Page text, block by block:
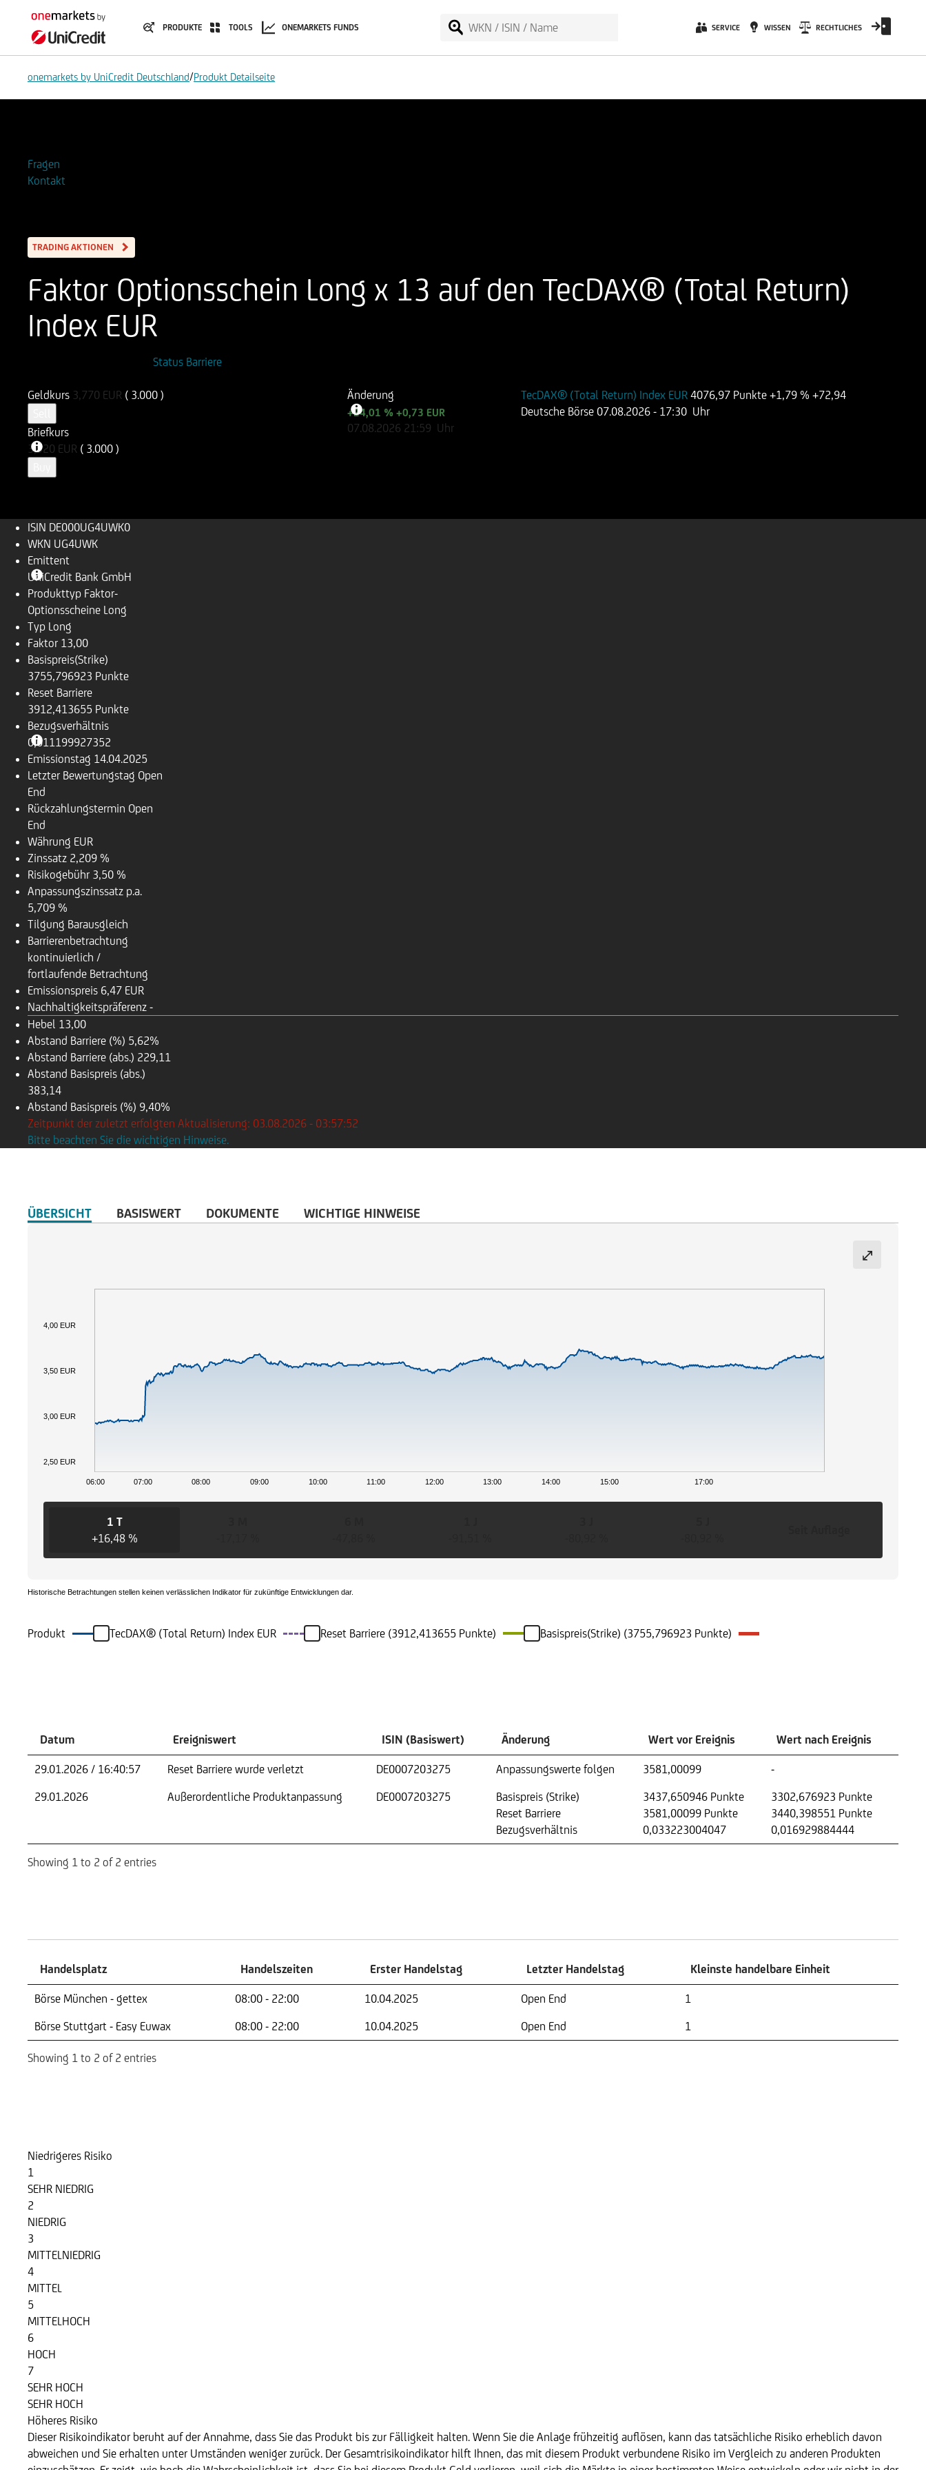
PRODUKTE TOOLS ONEMARKETS FUNDS SERVICE WISSEN RECHTLICHES
onemarkets by UniCredit Deutschland/Produkt Detailseite
Fragen
Kontakt
TRADING AKTIONEN
Faktor Optionsschein Long x 13 auf den TecDAX® (Total Return)
Index EUR
Status Barriere
Geldkurs 3,770 EUR ( 3.000 )
Briefkurs
3,920 EUR ( 3.000 )
Änderung
+24,01 % +0,73 EUR
07.08.2026 21:59 Uhr
TecDAX® (Total Return) Index EUR4076,97 Punkte +1,79 %+72,94
Deutsche Börse 07.08.2026 - 17:30 Uhr
ISIN DE000UG4UWK0
WKN UG4UWK
Emittent
UniCredit Bank GmbH
Produkttyp Faktor-
Optionsscheine Long
Typ Long
Faktor 13,00
Basispreis(Strike)
3755,796923 Punkte
Reset Barriere
3912,413655 Punkte
Bezugsverhältnis
0,011199927352
Emissionstag 14.04.2025
Letzter Bewertungstag Open
End
Rückzahlungstermin Open
End
Währung EUR
Zinssatz 2,209 %
Risikogebühr 3,50 %
Anpassungszinssatz p.a.
5,709 %
Tilgung Barausgleich
Barrierenbetrachtung
kontinuierlich /
fortlaufende Betrachtung
Emissionspreis 6,47 EUR
Nachhaltigkeitspräferenz -
Hebel 13,00
Abstand Barriere (%) 5,62%
Abstand Barriere (abs.) 229,11
Abstand Basispreis (abs.)
383,14
Abstand Basispreis (%) 9,40%
Zeitpunkt der zuletzt erfolgten Aktualisierung: 03.08.2026 - 03:57:52
Bitte beachten Sie die wichtigen Hinweise.
ÜBERSICHT BASISWERT DOKUMENTE WICHTIGE HINWEISE
06:00 07:00 08:00 09:00 10:00 11:00 12:00 13:00 14:00 15:00 17:00
2,50 EUR
3,00 EUR
3,50 EUR
4,00 EUR
1 T
+16,48 %
Historische Betrachtungen stellen keinen verlässlichen Indikator für zukünftige Entwicklungen dar.
Produkt TecDAX® (Total Return) Index EUR Reset Barriere (3912,413655 Punkte) Basispreis(Strike) (3755,796923 Punkte)
Datum Ereigniswert ISIN (Basiswert) Änderung Wert vor Ereignis Wert nach Ereignis
29.01.2026 / 16:40:57 Reset Barriere wurde verletzt DE0007203275 Anpassungswerte folgen 3581,00099
-
29.01.2026
Außerordentliche Produktanpassung DE0007203275
Basispreis (Strike)
Reset Barriere
Bezugsverhältnis
3437,650946 Punkte
3581,00099 Punkte
0,033223004047
3302,676923 Punkte
3440,398551 Punkte
0,016929884444
Showing 1 to 2 of 2 entries
Handelsplatz Handelszeiten Erster Handelstag Letzter Handelstag
Kleinste handelbare Einheit
Handelsplatz
Handelszeiten Erster Handelstag Letzter Handelstag
Börse München - gettex 08:00 - 22:00 10.04.2025 Open End
1
Börse Stuttgart - Easy Euwax
08:00 - 22:00 10.04.2025 Open End 1
Showing 1 to 2 of 2 entries
Niedrigeres Risiko
1
SEHR NIEDRIG
2
NIEDRIG
3
MITTELNIEDRIG
4
MITTEL
5
MITTELHOCH
6
HOCH
7
SEHR HOCH
SEHR HOCH
Höheres Risiko
Dieser Risikoindikator beruht auf der Annahme, dass Sie das Produkt bis zur Fälligkeit halten. Wenn Sie die Anlage frühzeitig auflösen, kann das tatsächliche Risiko erheblich davon
abweichen und Sie erhalten unter Umständen weniger zurück. Der Gesamtrisikoindikator hilft Ihnen, das mit diesem Produkt verbundene Risiko im Vergleich zu anderen Produkten